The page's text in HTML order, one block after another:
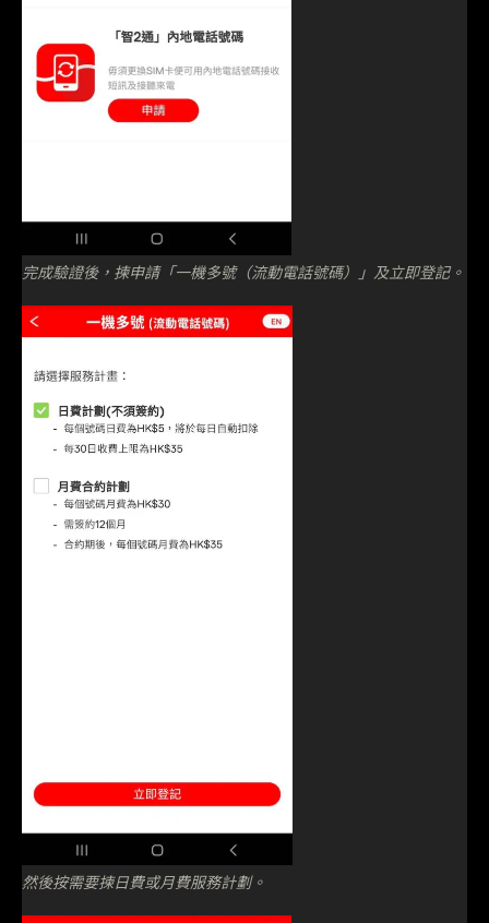
完成驗證後，揀申請「一機多號（流動電話號碼）」及立即登記。
然後按需要揀日費或月費服務計劃。